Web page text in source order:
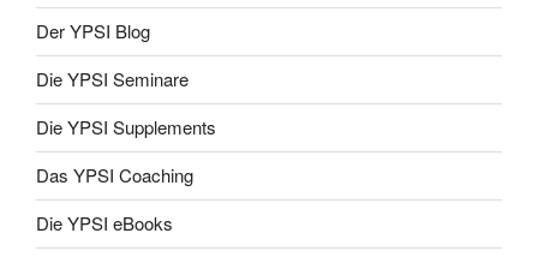
Der YPSI Blog
Die YPSI Seminare
Die YPSI Supplements
Das YPSI Coaching
Die YPSI eBooks